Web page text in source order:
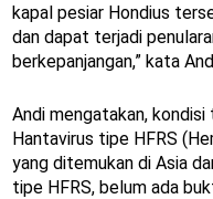
kapal pesiar Hondius
dan dapat terjadi
berkepanjangan,” kata
Andi mengatakan,
Hantavirus tipe HFRS
yang ditemukan di Asia
tipe HFRS, belum ada